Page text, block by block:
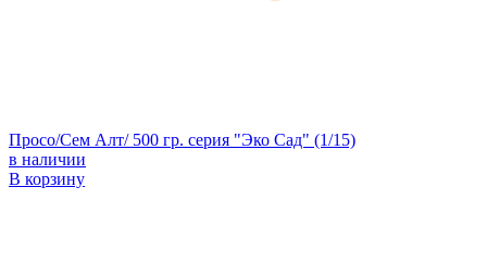
Просо/Сем Алт/ 500 гр. серия "Эко Сад" (1/15)
в наличии
В корзину